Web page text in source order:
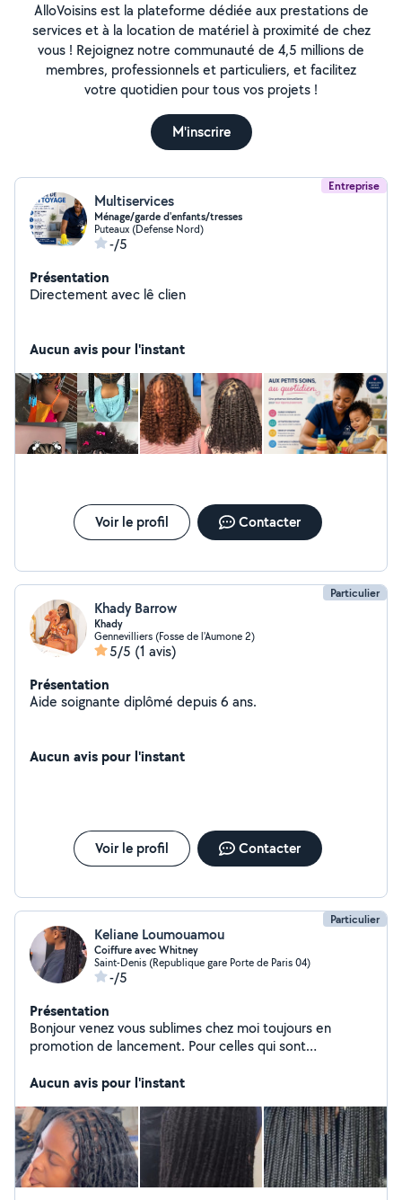
AlloVoisins est la plateforme dédiée aux prestations de
services et à la location de matériel à proximité de chez
vous ! Rejoignez notre communauté de 4,5 millions de
membres, professionnels et particuliers, et facilitez
votre quotidien pour tous vos projets !
M'inscrire
Entreprise
Multiservices
Ménage/garde d'enfants/tresses
Puteaux (Defense Nord)
-/5
Présentation
Directement avec lê clien
Aucun avis pour l'instant
Voir le profil Contacter
Particulier
Khady Barrow
Khady
Gennevilliers (Fosse de l'Aumone 2)
5/5 (1 avis)
Présentation
Aide soignante diplômé depuis 6 ans.
Aucun avis pour l'instant
Voir le profil Contacter
Particulier
Keliane Loumouamou
Coiffure avec Whitney
Saint-Denis (Republique gare Porte de Paris 04)
-/5
Présentation
Bonjour venez vous sublimes chez moi toujours en
promotion de lancement. Pour celles qui sont
Butterfly locks ou même des coiffures sans crochet,
serieuse avant de booker tout mon mois de Février
n'hésitez pas à me contacter je reste disponible Prix
lancement: 25 à 30 selon la coiffure. Si vous êtes
intéressée, contactez-moi en message privé pour plus
d'infos je me situe a chelles je propose des prestation
Aucun avis pour l'instant